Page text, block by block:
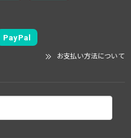
PayPal
お支払い方法について